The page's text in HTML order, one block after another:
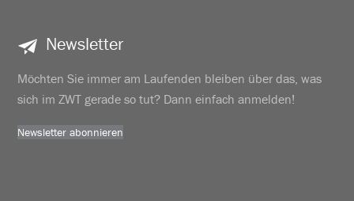
Newsletter
Möchten Sie immer am Laufenden bleiben über das, was
sich im ZWT gerade so tut? Dann einfach anmelden!
Newsletter abonnieren